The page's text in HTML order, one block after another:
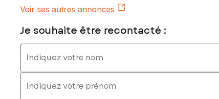
Voir ses autres annonces
Je souhaite être recontacté :
Indiquez votre nom
Indiquez votre prénom